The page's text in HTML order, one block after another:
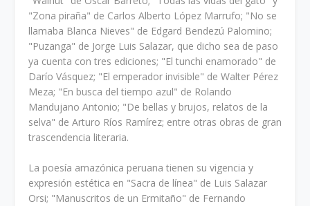
"Zona piraña" de Carlos Alberto López Marrufo; "No se
llamaba Blanca Nieves" de Edgard Bendezú Palomino;
"Puzanga" de Jorge Luis Salazar, que dicho sea de paso
ya cuenta con tres ediciones; "El tunchi enamorado" de
Darío Vásquez; "El emperador invi­sible" de Walter Pérez
Meza; "En busca del tiempo azul" de Rolando
Mandujano Antonio; "De bellas y brujos, relatos de la
selva" de Arturo Ríos Ramírez; entre otras obras de gran
trascendencia literaria.
La poesía amazónica peruana tienen su vigencia y
expresión estética en "Sacra de línea" de Luis Salazar
Orsi; "Manuscritos de un Ermitaño" de Fernando